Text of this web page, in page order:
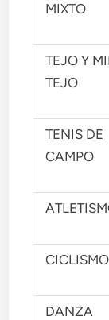
MIXTO
TEJO Y
TEJO
TENIS DE
CAMPO
CICLISMO
DANZA